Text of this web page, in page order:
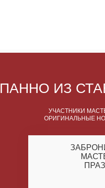
ПАННО ИЗ
УЧАСТНИКИ
ОРИГИНАЛЬНЫЕ